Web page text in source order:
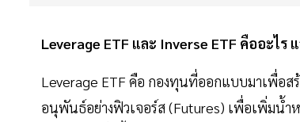
Leverage ETF และ Inverse ETF คืออะไร
Leverage ETF คือ กองทุนที่ออกแบบมาเพื่อส
อนุพันธ์อย่างฟิวเจอร์ส (Futures) เพื่อเพิ่มน้